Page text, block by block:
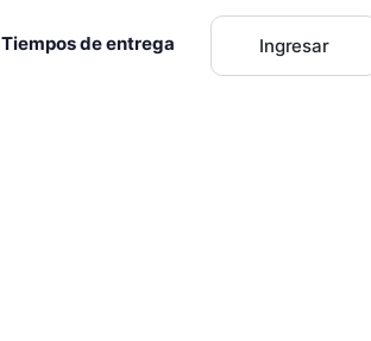
Tiempos de entrega Ingresar